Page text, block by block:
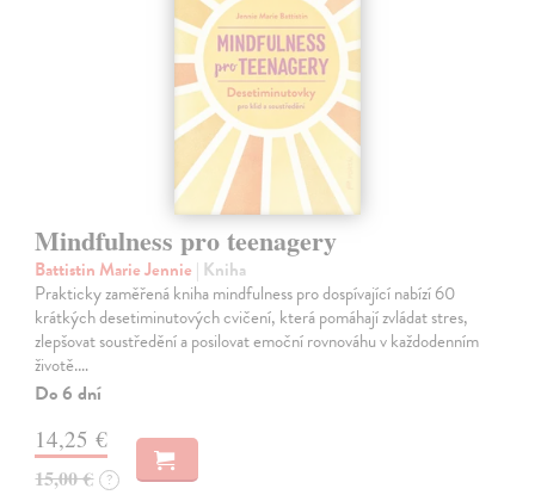
Mindfulness pro teenagery
Battistin Marie Jennie | Kniha
Prakticky zaměřená kniha mindfulness pro dospívající nabízí 60
krátkých desetiminutových cvičení, která pomáhají zvládat stres,
zlepšovat soustředění a posilovat emoční rovnováhu v každodenním
životě.…
Do 6 dní
14,25 €
15,00 € ?